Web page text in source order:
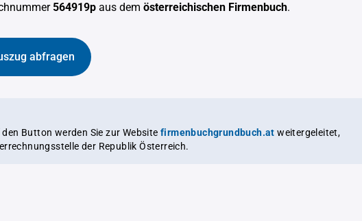
564919p aus dem österreichischen Firmenbuch.
abfragen
Button werden Sie zur Website firmenbuchgrundbuch.at weitergeleitet,
der Republik Österreich.